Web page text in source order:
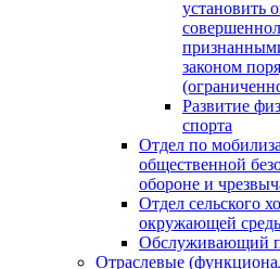
установить
законом
Развитие
спорта
Отдел по
общественной
оборонe и
Отдел сельского
окружающей
Обслуживающий
Отраслевые